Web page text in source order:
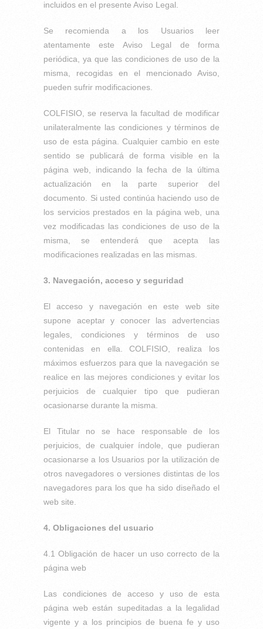
incluidos en el presente Aviso Legal.
Se recomienda a los Usuarios leer
atentamente este Aviso Legal de forma
periódica, ya que las condiciones de uso de la
misma, recogidas en el mencionado Aviso,
pueden sufrir modificaciones.
COLFISIO, se reserva la facultad de modificar
unilateralmente las condiciones y términos de
uso de esta página. Cualquier cambio en este
sentido se publicará de forma visible en la
página web, indicando la fecha de la última
actualización en la parte superior del
documento. Si usted continúa haciendo uso de
los servicios prestados en la página web, una
vez modificadas las condiciones de uso de la
misma, se entenderá que acepta las
modificaciones realizadas en las mismas.
3. Navegación, acceso y seguridad
El acceso y navegación en este web site
supone aceptar y conocer las advertencias
legales, condiciones y términos de uso
contenidas en ella. COLFISIO, realiza los
máximos esfuerzos para que la navegación se
realice en las mejores condiciones y evitar los
perjuicios de cualquier tipo que pudieran
ocasionarse durante la misma.
El Titular no se hace responsable de los
perjuicios, de cualquier índole, que pudieran
ocasionarse a los Usuarios por la utilización de
otros navegadores o versiones distintas de los
navegadores para los que ha sido diseñado el
web site.
4. Obligaciones del usuario
4.1 Obligación de hacer un uso correcto de la
página web
Las condiciones de acceso y uso de esta
página web están supeditadas a la legalidad
vigente y a los principios de buena fe y uso